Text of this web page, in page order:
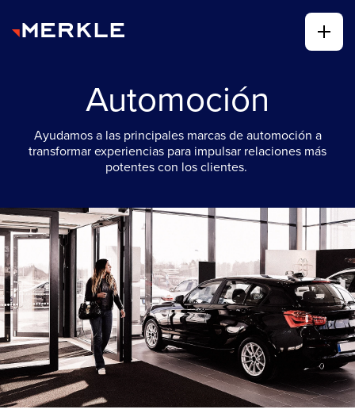
Automoción
Ayudamos a las principales marcas de automoción a
transformar experiencias para impulsar relaciones más
potentes con los clientes.